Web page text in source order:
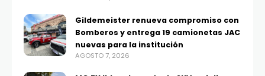
Gildemeister renueva compromiso con
Bomberos y entrega 19 camionetas JAC
nuevas para la institución
AGOSTO 7, 2026